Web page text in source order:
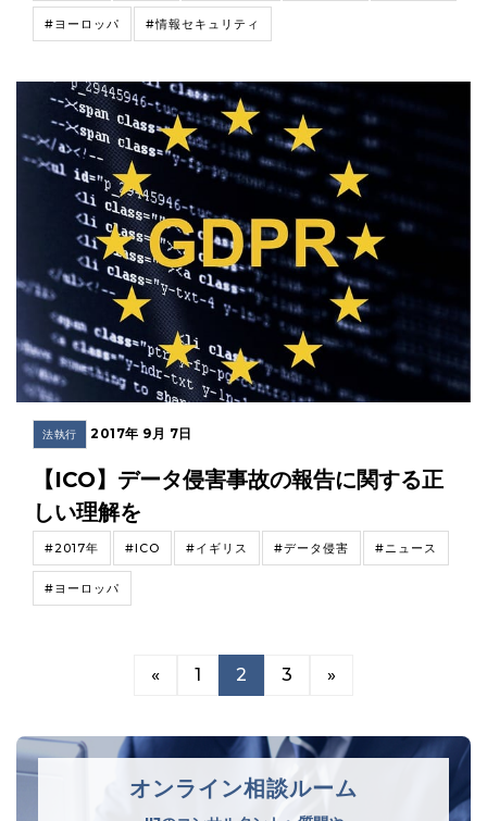
#ヨーロッパ #情報セキュリティ
法執行 2017年 9月 7日
【ICO】データ侵害事故の報告に関する正
しい理解を
#2017年 #ICO #イギリス #データ侵害 #ニュース
#ヨーロッパ
« 1 2 3 »
オンライン相談ルーム